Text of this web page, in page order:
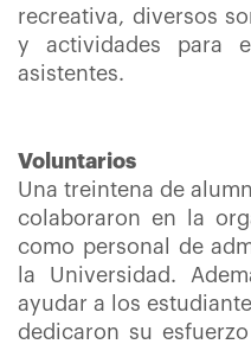
recreativa, diversos
y actividades para
asistentes.
Voluntarios
Una treintena de
colaboraron en la
como personal de
la Universidad.
ayudar a los
dedicaron su